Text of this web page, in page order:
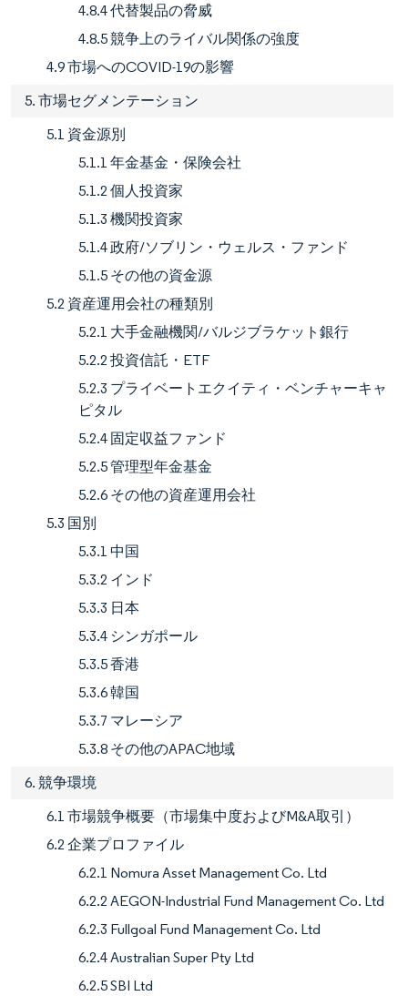
4.8.4 代替製品の脅威
4.8.5 競争上のライバル関係の強度
4.9 市場へのCOVID-19の影響
5. 市場セグメンテーション
5.1 資金源別
5.1.1 年金基金・保険会社
5.1.2 個人投資家
5.1.3 機関投資家
5.1.4 政府/ソブリン・ウェルス・ファンド
5.1.5 その他の資金源
5.2 資産運用会社の種類別
5.2.1 大手金融機関/バルジブラケット銀行
5.2.2 投資信託・ETF
5.2.3 プライベートエクイティ・ベンチャーキャ
ピタル
5.2.4 固定収益ファンド
5.2.5 管理型年金基金
5.2.6 その他の資産運用会社
5.3 国別
5.3.1 中国
5.3.2 インド
5.3.3 日本
5.3.4 シンガポール
5.3.5 香港
5.3.6 韓国
5.3.7 マレーシア
5.3.8 その他のAPAC地域
6. 競争環境
6.1 市場競争概要（市場集中度およびM&A取引）
6.2 企業プロファイル
6.2.1 Nomura Asset Management Co. Ltd
6.2.2 AEGON-Industrial Fund Management Co. Ltd
6.2.3 Fullgoal Fund Management Co. Ltd
6.2.4 Australian Super Pty Ltd
6.2.5 SBI Ltd